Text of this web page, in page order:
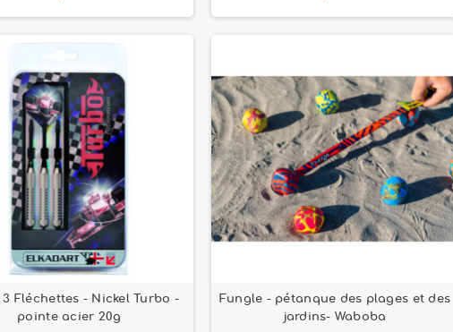
Fléchettes - Nickel Turbo -
pointe acier 20g
Fungle - pétanque des plages et des
jardins- Waboba